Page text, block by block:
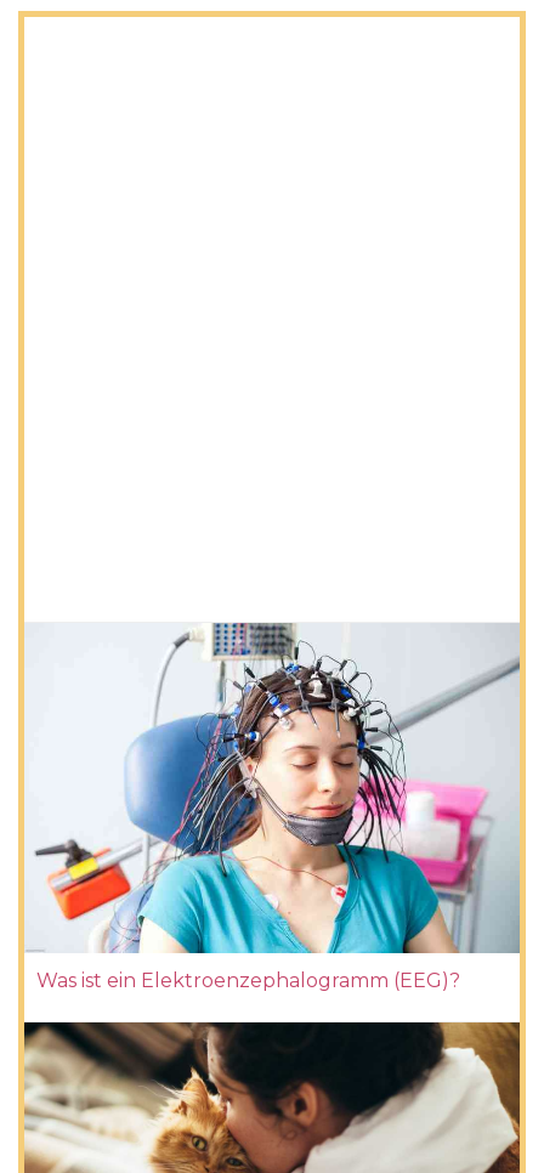
Was ist ein Elektroenzephalogramm (EEG)?